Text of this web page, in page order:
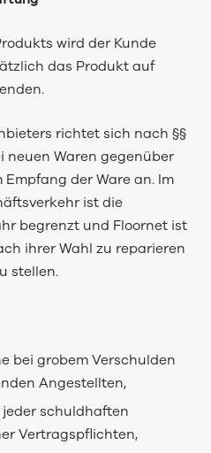
wird der Kunde
das Produkt auf
richtet sich nach §§
neuen Waren gegenüber
der Ware an. Im
ist die
begrenzt und Floornet ist
ihrer Wahl zu reparieren
stellen.
bei grobem Verschulden
Angestellten,
schuldhaften
Vertragspflichten,